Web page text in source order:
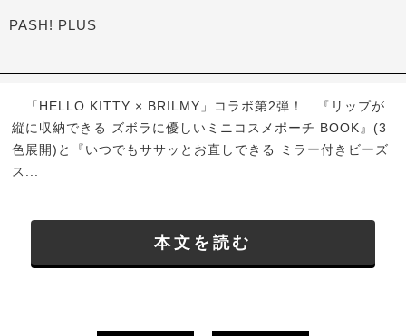
PASH! PLUS
「HELLO KITTY × BRILMY」コラボ第2弾！ 『リップが
縦に収納できる ズボラに優しいミニコスメポーチ BOOK』(3
色展開)と『いつでもササッとお直しできる ミラー付きビーズ
ス...
本文を読む